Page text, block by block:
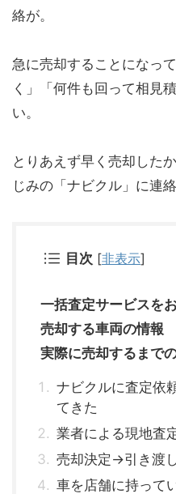
絡が。
急に売却することになっ
く」「何件も回って相見
い。
とりあえず早く売却した
じみの「ナビクル」に連
目次 [非表示]
一括査定サービスを
売却する車両の情報
実際に売却するまで
ナビクルに査定依
てきた
業者による現地査
売却決定→引き渡
車を店舗に持って